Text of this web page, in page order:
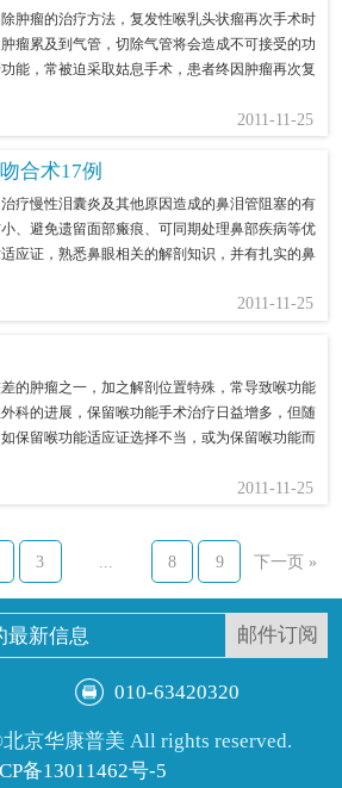
2011-11-25
肿瘤的治疗方法，复发性喉乳头状瘤再次手术时
瘤累及到气管，切除气管将会造成不可接受的功
能，常被迫采取姑息手术，患者终因肿瘤再次复
合术17例
2011-11-25
疗慢性泪囊炎及其他原因造成的鼻泪管阻塞的有
、避免遗留面部瘢痕、可同期处理鼻部疾病等优
应证，熟悉鼻眼相关的解剖知识，并有扎实的鼻
2011-11-25
的肿瘤之一，加之解剖位置特殊，常导致喉功能
科的进展，保留喉功能手术治疗日益增多，但随
保留喉功能适应证选择不当，或为保留喉功能而
3 ... 8 9 下一页 »
010-63420320
京华康普美 All rights reserved.
备13011462号-5